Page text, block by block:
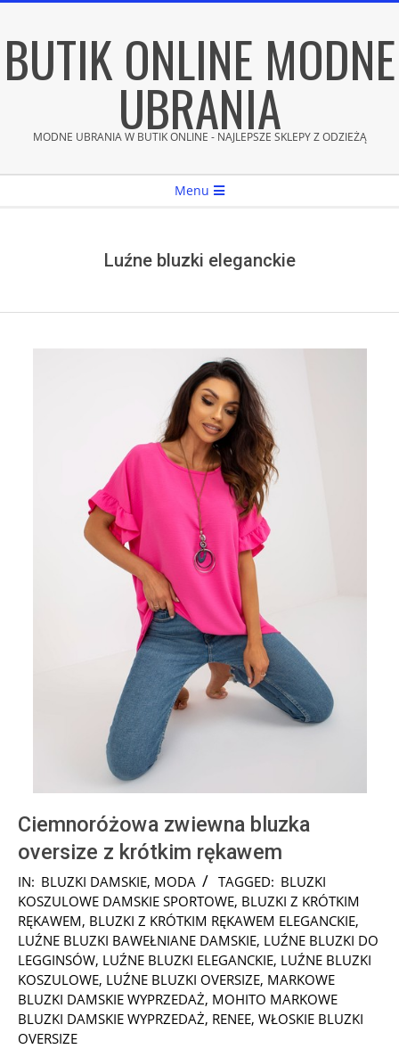
content
BUTIK ONLINE MODNE
UBRANIA
MODNE UBRANIA W BUTIK ONLINE - NAJLEPSZE SKLEPY Z ODZIEŻĄ
Menu
Luźne bluzki eleganckie
Ciemnoróżowa zwiewna bluzka
oversize z krótkim rękawem
2024-
06-
28
IN: BLUZKI DAMSKIE, MODA TAGGED: BLUZKI
KOSZULOWE DAMSKIE SPORTOWE, BLUZKI Z KRÓTKIM
RĘKAWEM, BLUZKI Z KRÓTKIM RĘKAWEM ELEGANCKIE,
LUŹNE BLUZKI BAWEŁNIANE DAMSKIE, LUŹNE BLUZKI DO
LEGGINSÓW, LUŹNE BLUZKI ELEGANCKIE, LUŹNE BLUZKI
KOSZULOWE, LUŹNE BLUZKI OVERSIZE, MARKOWE
BLUZKI DAMSKIE WYPRZEDAŻ, MOHITO MARKOWE
BLUZKI DAMSKIE WYPRZEDAŻ, RENEE, WŁOSKIE BLUZKI
OVERSIZE